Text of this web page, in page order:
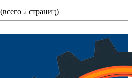
2 страниц)